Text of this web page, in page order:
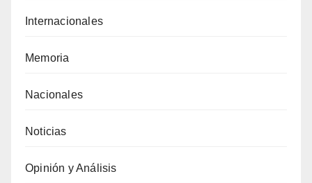
Internacionales
Memoria
Nacionales
Noticias
Opinión y Análisis